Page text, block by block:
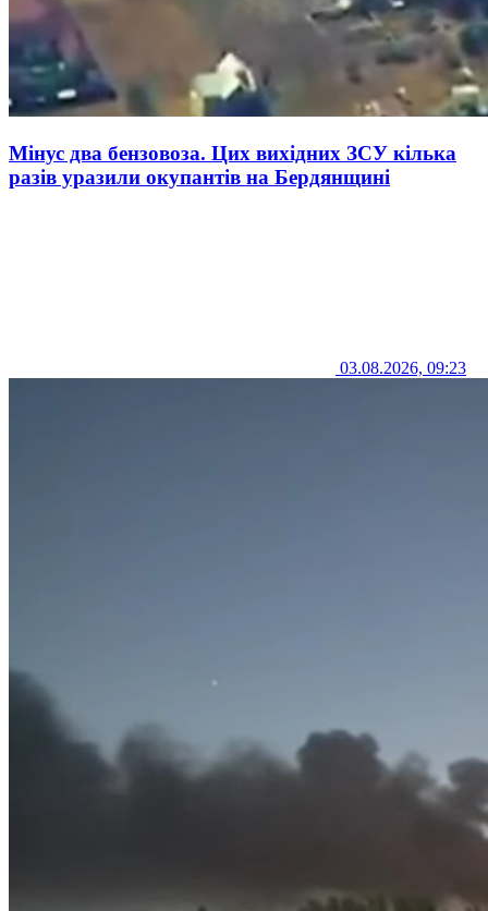
Мінус два бензовоза. Цих вихідних ЗСУ кілька
разів уразили окупантів на Бердянщині
03.08.2026, 09:23